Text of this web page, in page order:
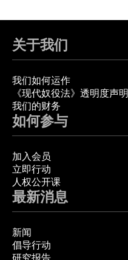
关于我们
我们如何运作
《现代奴役法》透明度声明
我们的财务
如何参与
加入会员
立即行动
人权公开课
最新消息
新闻
倡导行动